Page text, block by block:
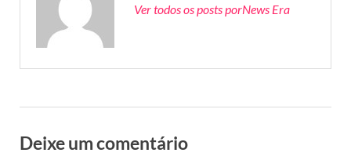
Ver todos os posts porNews Era
Deixe um comentário